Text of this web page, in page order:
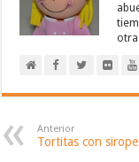
Anterior
Tortitas con